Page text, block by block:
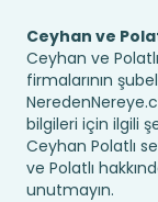
Ceyhan ve
Ceyhan ve
firmalarının
bilgileri için ilgili
Ceyhan Polatlı
ve Polatlı
unutmayın.